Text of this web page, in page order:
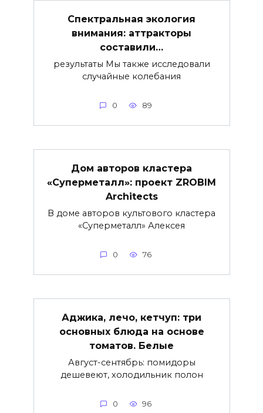
Спектральная экология
внимания: аттракторы
составили…
результаты Мы также исследовали
случайные колебания
0 89
Дом авторов кластера
«Суперметалл»: проект ZROBIM
Architects
В доме авторов культового кластера
«Суперметалл» Алексея
0 76
Аджика, лечо, кетчуп: три
основных блюда на основе
томатов. Белые
Август-сентябрь: помидоры
дешевеют, холодильник полон
0 96